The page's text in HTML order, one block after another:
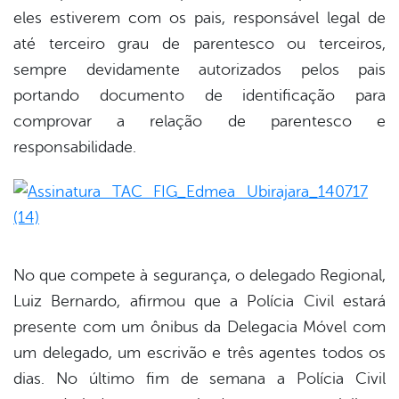
eles estiverem com os pais, responsável legal de
até terceiro grau de parentesco ou terceiros,
sempre devidamente autorizados pelos pais
portando documento de identificação para
comprovar a relação de parentesco e
responsabilidade.
No que compete à segurança, o delegado Regional,
Luiz Bernardo, afirmou que a Polícia Civil estará
presente com um ônibus da Delegacia Móvel com
um delegado, um escrivão e três agentes todos os
dias. No último fim de semana a Polícia Civil